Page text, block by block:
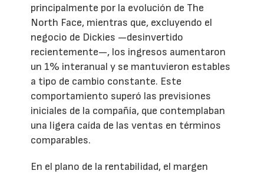
principalmente por la evolución de The
North Face, mientras que, excluyendo el
negocio de Dickies —desinvertido
recientemente—, los ingresos aumentaron
un 1% interanual y se mantuvieron estables
a tipo de cambio constante. Este
comportamiento superó las previsiones
iniciales de la compañía, que contemplaban
una ligera caída de las ventas en términos
comparables.
En el plano de la rentabilidad, el margen